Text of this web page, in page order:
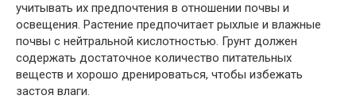
учитывать их предпочтения в отношении почвы и
освещения. Растение предпочитает рыхлые и влажные
почвы с нейтральной кислотностью. Грунт должен
содержать достаточное количество питательных
веществ и хорошо дренироваться, чтобы избежать
застоя влаги.